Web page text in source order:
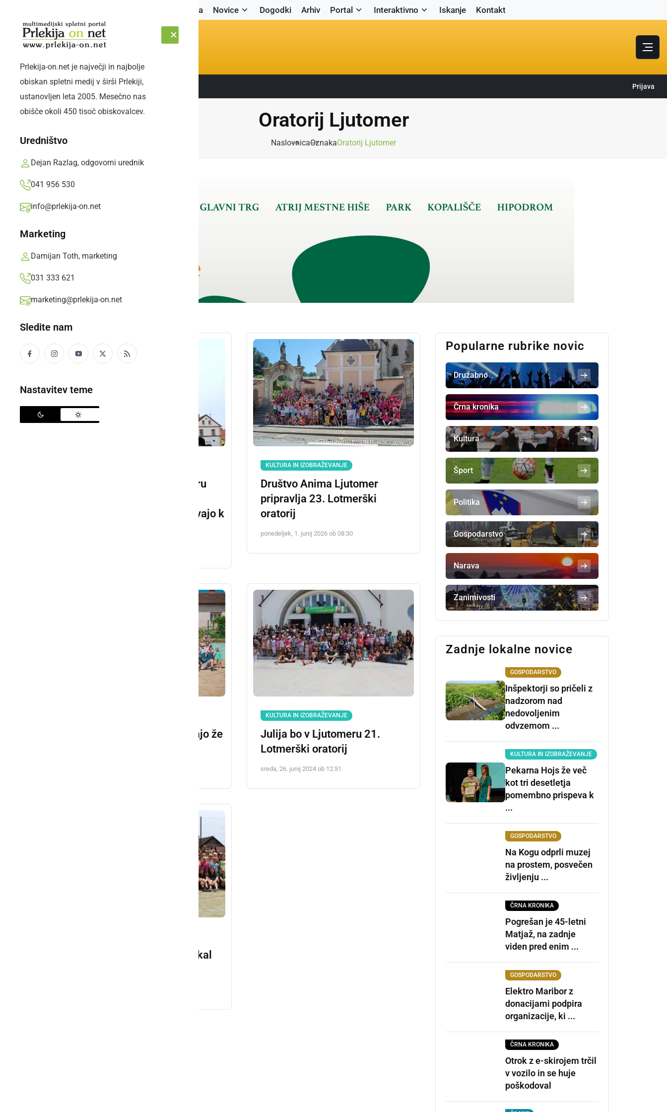
Naslovnica Novice Dogodki Arhiv Portal Interaktivno Iskanje Kontakt
PETEK, 7. AVGUST 2026 Sledite nam: Prijava
Prlekija-on.net je največji in najbolje
obiskan spletni medij v širši Prlekiji,
ustanovljen leta 2005. Mesečno nas
obišče okoli 450 tisoč obiskovalcev.
Uredništvo
Dejan Razlag, odgovorni urednik
041 956 530
info@prlekija-on.net
Marketing
Damijan Toth, marketing
031 333 621
marketing@prlekija-on.net
Sledite nam
Nastavitev teme
Oratorij Ljutomer
NaslovnicaOznakaOratorij Ljutomer
Med oratorijem v Ljutomeru
organizatorji storilca pozivajo k
KULTURA IN IZOBRAŽEVANJE
Društvo Anima Ljutomer
pripravlja 23. Lotmerški
oratorij
ponedeljek, 1. junij 2026 ob 08:30
Mladi animatorji pripravljajo že
KULTURA IN IZOBRAŽEVANJE
Julija bo v Ljutomeru 21.
Lotmerški oratorij
sreda, 26. junij 2024 ob 12:51
Letos bo v Ljutomeru potekal
Popularne rubrike novic
Družabno
Črna kronika
Kultura
Šport
Politika
Gospodarstvo
Narava
Zanimivosti
Zadnje lokalne novice
GOSPODARSTVO
Inšpektorji so pričeli z
nadzorom nad
nedovoljenim
odvzemom ...
KULTURA IN IZOBRAŽEVANJE
Pekarna Hojs že več
kot tri desetletja
pomembno prispeva k
...
GOSPODARSTVO
Na Kogu odprli muzej
na prostem, posvečen
življenju ...
ČRNA KRONIKA
Pogrešan je 45-letni
Matjaž, na zadnje
viden pred enim ...
GOSPODARSTVO
Elektro Maribor z
donacijami podpira
organizacije, ki ...
ČRNA KRONIKA
Otrok z e-skirojem trčil
v vozilo in se huje
poškodoval